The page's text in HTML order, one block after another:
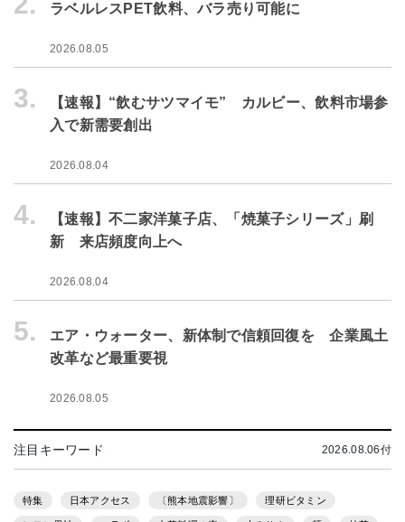
ラベルレスPET飲料、バラ売り可能に
2026.08.05
3.
【速報】“飲むサツマイモ” カルビー、飲料市場参
入で新需要創出
2026.08.04
4.
【速報】不二家洋菓子店、「焼菓子シリーズ」刷
新 来店頻度向上へ
2026.08.04
5.
エア・ウォーター、新体制で信頼回復を 企業風土
改革など最重要視
2026.08.05
注目キーワード 2026.08.06付
特集 日本アクセス 〔熊本地震影響〕 理研ビタミン